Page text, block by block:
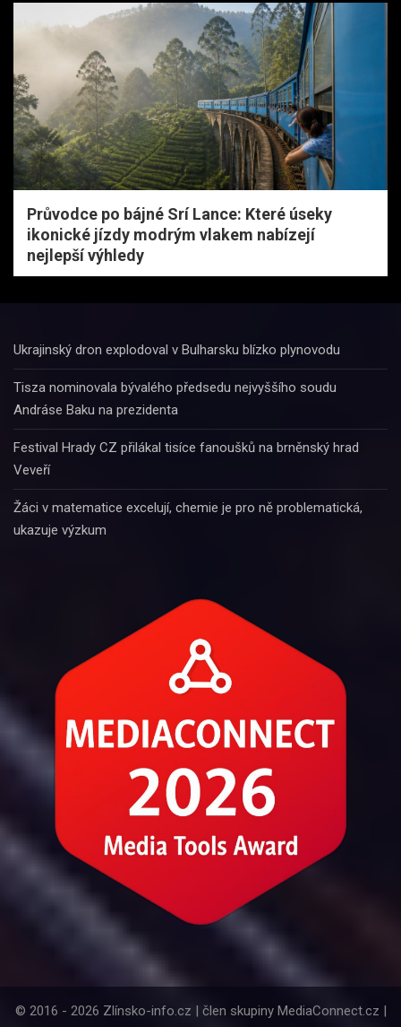
Průvodce po bájné Srí Lance: Které úseky
ikonické jízdy modrým vlakem nabízejí
nejlepší výhledy
Ukrajinský dron explodoval v Bulharsku blízko plynovodu
Tisza nominovala bývalého předsedu nejvyššího soudu
Andráse Baku na prezidenta
Festival Hrady CZ přilákal tisíce fanoušků na brněnský hrad
Veveří
Žáci v matematice excelují, chemie je pro ně problematická,
ukazuje výzkum
© 2016 - 2026 Zlínsko-info.cz | člen skupiny MediaConnect.cz |